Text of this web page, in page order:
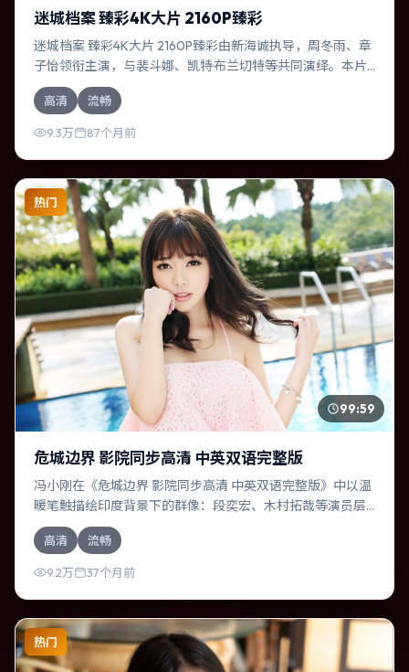
迷城档案 臻彩4K大片 2160P臻彩
迷城档案 臻彩4K大片 2160P臻彩由新海诚执导，周冬雨、章
子怡领衔主演，与裴斗娜、凯特·布兰切特等共同演绎。本片
为冒险类型，主要班底与取景来自西班牙。失散多年的兄妹
在边境小镇意外重逢。影片整体气质温暖，节奏紧凑，人物
动机清晰，适合喜欢强情节与细腻表演的观众。
高清 流畅
9.3万 87个月前
热门
99:59
危城边界 影院同步高清 中英双语完整版
冯小刚在《危城边界 影院同步高清 中英双语完整版》中以温
暖笔触描绘印度背景下的群像：段奕宏、木村拓哉等演员层
次丰富。作为一部喜剧作品，故事从日常裂缝切入，逐步推
向不可逆转的结局；视听语言统一，情感落点克制有力。
高清 流畅
9.2万 37个月前
热门